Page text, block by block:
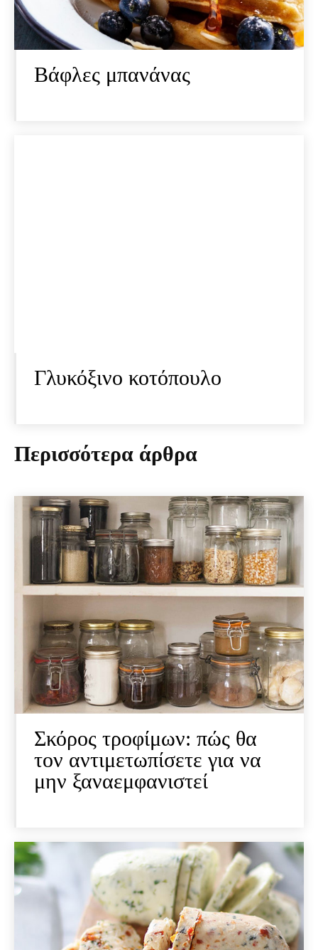
Βάφλες μπανάνας
Γλυκόξινο κοτόπουλο
Περισσότερα άρθρα
Σκόρος τροφίμων: πώς θα
τον αντιμετωπίσετε για να
μην ξαναεμφανιστεί